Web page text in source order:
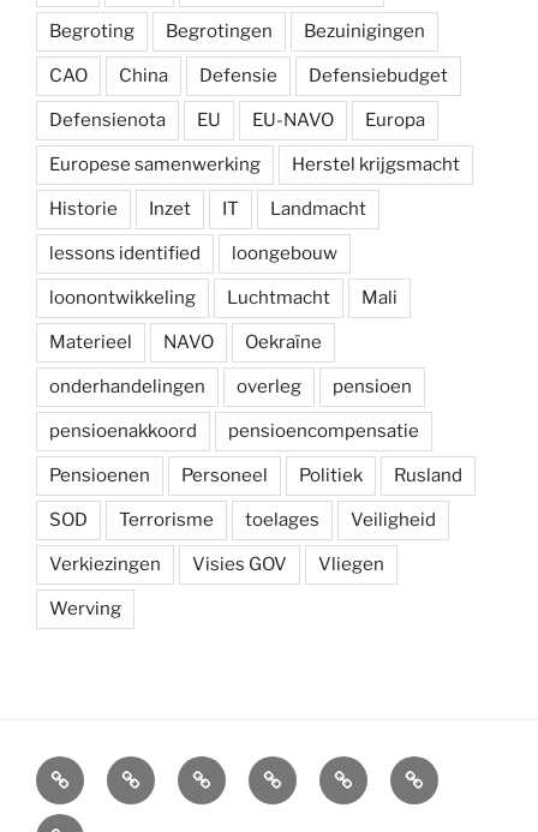
Begroting Begrotingen Bezuinigingen
CAO China Defensie Defensiebudget
Defensienota EU EU-NAVO Europa
Europese samenwerking Herstel krijgsmacht
Historie Inzet IT Landmacht
lessons identified loongebouw
loonontwikkeling Luchtmacht Mali
Materieel NAVO Oekraïne
onderhandelingen overleg pensioen
pensioenakkoord pensioencompensatie
Pensioenen Personeel Politiek Rusland
SOD Terrorisme toelages Veiligheid
Verkiezingen Visies GOV Vliegen
Werving
Arbeidsvoorwaarden
Carré
Onze
krijgsmacht
Ledenvoordelen
AfdelingenSymposium